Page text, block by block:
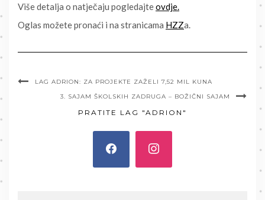
Više detalja o natječaju pogledajteovdje.
Oglas možete pronaći i na stranicama HZZa.
LAG ADRION: ZA PROJEKTE ZAŽELI 7,52 MIL KUNA
3. SAJAM ŠKOLSKIH ZADRUGA – BOŽIČNI SAJAM
PRATITE LAG "ADRION"